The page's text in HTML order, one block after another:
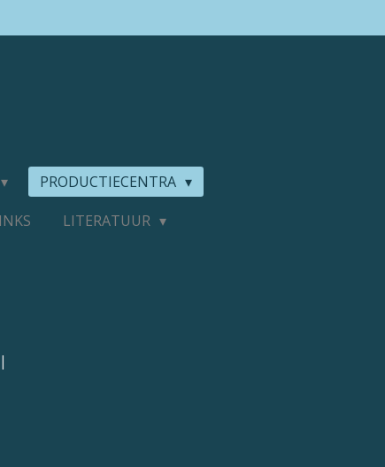
PRODUCTIECENTRA
LITERATUUR